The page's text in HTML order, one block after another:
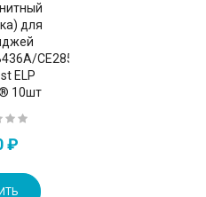
для
CE285A/CE278A
ELP
10шт
₽